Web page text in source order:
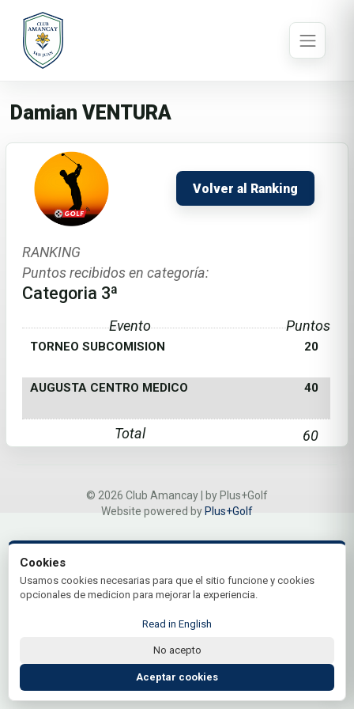
Damian VENTURA
Volver al Ranking
RANKING
Puntos recibidos en categoría:
Categoria 3ª
Evento Puntos
TORNEO SUBCOMISION 20
AUGUSTA CENTRO MEDICO 40
Total 60
© 2026 Club Amancay | by Plus+Golf
Website powered by Plus+Golf
Cookies
Usamos cookies necesarias para que el sitio funcione y cookies
opcionales de medicion para mejorar la experiencia.
Read in English
No acepto
Aceptar cookies